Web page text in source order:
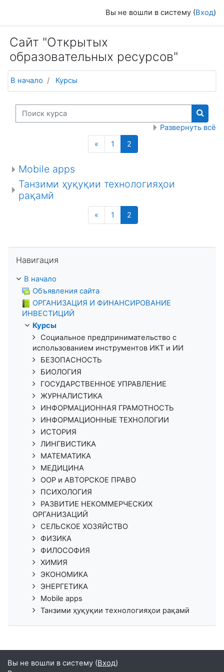
Вы не вошли в систему (Вход)
Сайт "Открытых
образовательных ресурсов"
В начало Курсы
Поиск курса
Поиск
Развернуть всё
«Назад
1 2(текущая)
Mobile apps
Танзими ҳуқуқии технологияҳои
рақамӣ
«Назад
1 2(текущая)
Навигация
В начало
Объявления сайта
ОРГАНИЗАЦИЯ И ФИНАНСИРОВАНИЕ
ИНВЕСТИЦИЙ
Курсы
Социальное предпринимательство с
использованием инструментов ИКТ и ИИ
БЕЗОПАСНОСТЬ
БИОЛОГИЯ
ГОСУДАРСТВЕННОЕ УПРАВЛЕНИЕ
ЖУРНАЛИСТИКА
ИНФОРМАЦИОННАЯ ГРАМОТНОСТЬ
ИНФОРМАЦИОННЫЕ ТЕХНОЛОГИИ
ИСТОРИЯ
ЛИНГВИСТИКА
МАТЕМАТИКА
МЕДИЦИНА
ООР и АВТОРСКОЕ ПРАВО
ПСИХОЛОГИЯ
РАЗВИТИЕ НЕКОММЕРЧЕСКИХ
ОРГАНИЗАЦИЙ
СЕЛЬСКОЕ ХОЗЯЙСТВО
ФИЗИКА
ФИЛОСОФИЯ
ХИМИЯ
ЭКОНОМИКА
ЭНЕРГЕТИКА
Mobile apps
Танзими ҳуқуқии технологияҳои рақамӣ
Вы не вошли в систему (Вход)